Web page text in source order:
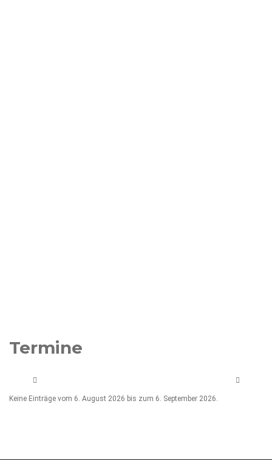
Termine
Keine Einträge vom 6. August 2026 bis zum 6. September 2026.